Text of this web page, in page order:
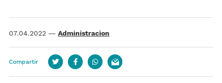
07.04.2022 — Administracion
Compartir TwitterFacebookwhatsapp
email